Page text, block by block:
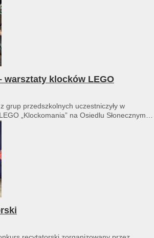
warsztaty klocków LEGO
grup przedszkolnych uczestniczyły w
„Klockomania” na Osiedlu Słonecznym